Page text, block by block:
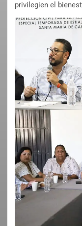
privilegien el